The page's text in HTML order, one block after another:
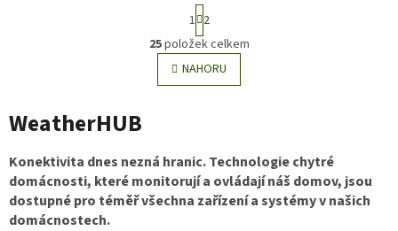
přihlásit až 50...
O
v
l
í
p
r
S
t
r
á
n
k
í
1 2
25položek celkem
NAHORU
WeatherHUB
Konektivita dnes nezná hranic. Technologie chytré
domácnosti, které monitorují a ovládají náš domov, jsou
dostupné pro téměř všechna zařízení a systémy v našich
domácnostech.